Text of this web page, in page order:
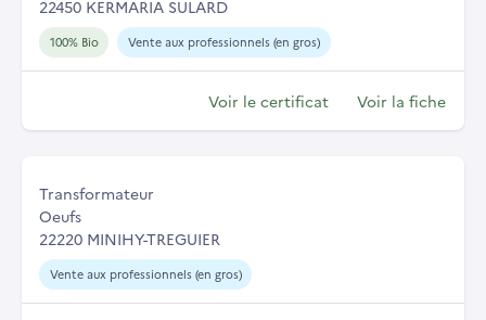
22450 KERMARIA SULARD
100% Bio Vente aux professionnels (en gros)
Voir le certificat Voir la fiche
Transformateur
Oeufs
22220 MINIHY-TREGUIER
Vente aux professionnels (en gros)